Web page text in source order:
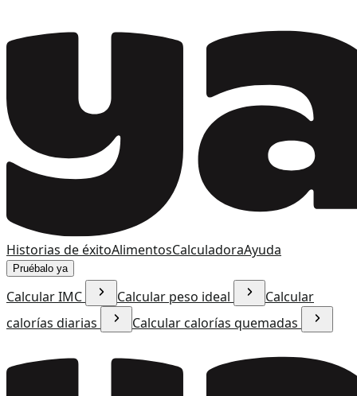
Historias de éxitoAlimentosCalculadoraAyuda
Pruébalo ya
Calcular IMC Calcular peso ideal
Calcular
calorías diarias
Calcular calorías quemadas